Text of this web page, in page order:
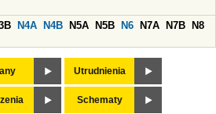
N4A N4B N5A N5B N6 N7A N7B
N8
Utrudnienia
Schematy